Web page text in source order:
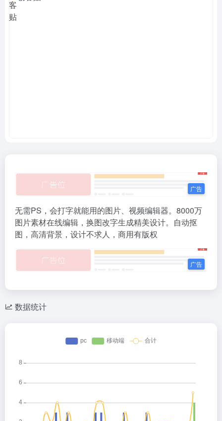
无需PS，会打字就能用的图片、视频编辑器。8000万
图片素材在线编辑，换图改字生成精美设计。自动抠
图，高清背景，设计不求人，商用有版权
数据统计